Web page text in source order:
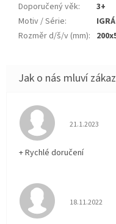
Doporučený věk:
3+
Motiv / Série:
Rozměr d/š/v (mm):
Hodnocení
21.1.2023
+ Rychlé doručení
Hodnocení
18.11.2022